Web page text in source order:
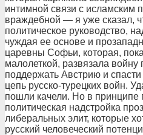
интимной связи с исламским
враждебной — я уже сказал,
политическое руководство,
чуждая ее основе и
царевны Софьи, которая,
малолеткой, развязала войну
поддержать Австрию и
цепь русско-турецких войн.
пошли качели. Но в
политическая надстройка
либеральных элит, которые
русский человеческий